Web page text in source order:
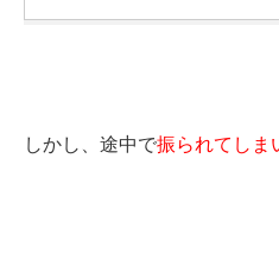
しかし、途中で振られてしま